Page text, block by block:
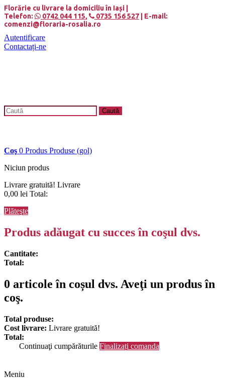
Florărie cu livrare la domiciliu în Iași |
Telefon:
0742 044 115, 0735 156 527 | E-mail:
comenzi@floraria-rosalia.ro
Autentificare
Contactați-ne
Caută
Coş 0 Produs Produse (gol)
Niciun produs
Livrare gratuită! Livrare
0,00 lei Total:
Plăteşte
Produs adăugat cu succes în coşul dvs.
Cantitate:
Total:
0 articole în coșul dvs. Aveţi un produs în
coş.
Total produse:
Cost livrare: Livrare gratuită!
Total:
Continuaţi cumpărăturile Finalizați comanda
Meniu
Panoul de gestionare a panourilor cookie